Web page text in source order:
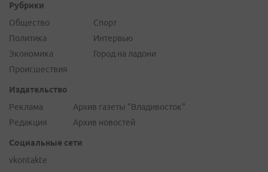
Рубрики
Общество
Политика
Экономика
Происшествия
Спорт
Интервью
Город на ладони
Издательство
Реклама
Редакция
Архив газеты "Владивосток"
Архив новостей
Социальные сети
vkontakte